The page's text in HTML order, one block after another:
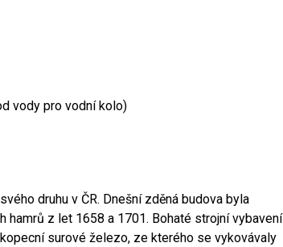
vody pro vodní kolo)
druhu v ČR. Dnešní zděná budova byla
z let 1658 a 1701. Bohaté strojní vybavení
surové železo, ze kterého se vykovávaly